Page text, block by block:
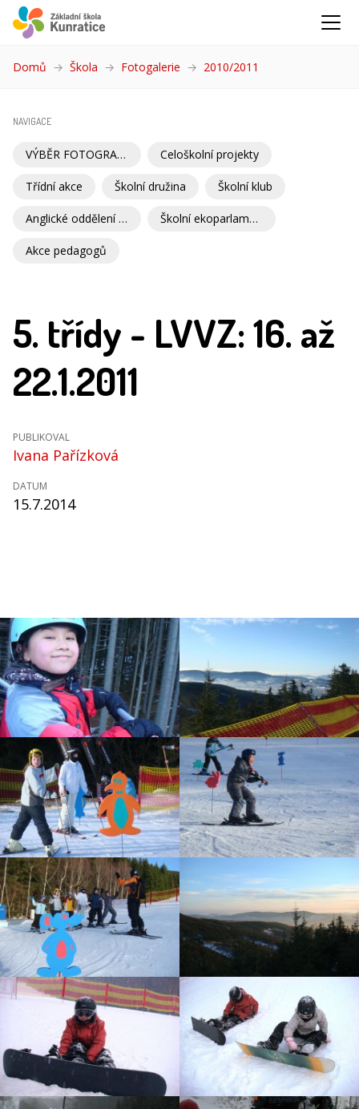
Domů Škola Fotogalerie 2010/2011
NAVIGACE
VÝBĚR FOTOGRAFIÍ Celoškolní projekty
Třídní akce Školní družina Školní klub
Anglické oddělení školní družiny Školní ekoparlament
Akce pedagogů
5. třídy - LVVZ: 16. až
22.1.2011
PUBLIKOVAL
Ivana Pařízková
DATUM
15.7.2014